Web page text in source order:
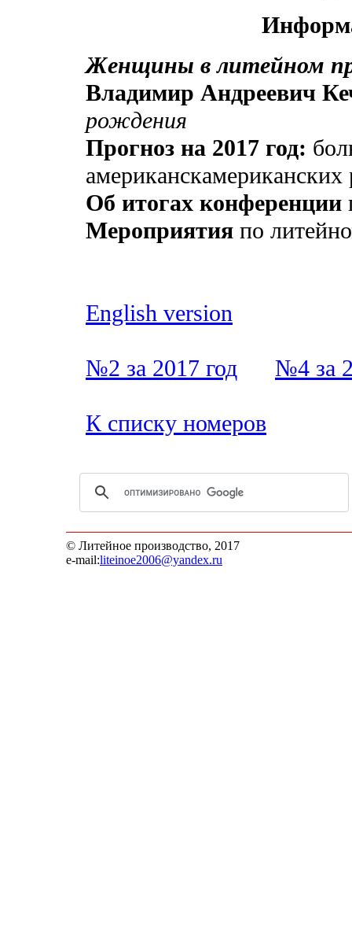
Женщины в литейном
Владимир Андреевич
рождения
Прогноз на 2017 год:
Об итогах конференции
Мероприятия по
English version
№2 за 2017 год №4 за
К списку номеров
© Литейное производство, 2017
e-mail:liteinoe2006@yandex.ru